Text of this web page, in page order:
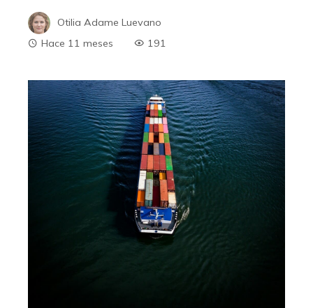
Otilia Adame Luevano
Hace 11 meses
191